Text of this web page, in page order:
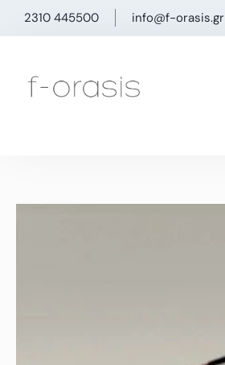
2310 445500 info@f-orasis.gr